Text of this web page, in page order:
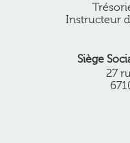
Instructeur
Siège
27